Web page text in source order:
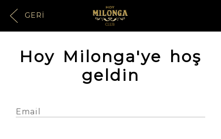
GERI
Hoy Milonga'ye hoş
geldin
Email